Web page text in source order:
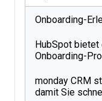
Onboarding-
HubSpot
Onboarding-
monday CRM
damit Sie